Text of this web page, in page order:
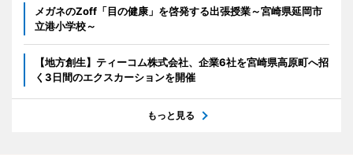
メガネのZoff「目の健康」を啓発する出張授業～宮崎県延岡市
立港小学校～
【地方創生】ティーコム株式会社、企業6社を宮崎県高原町へ招
く3日間のエクスカーションを開催
もっと見る